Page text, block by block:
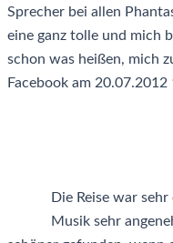
Sprecher bei allen
eine ganz tolle und mich
schon was heißen, mich
Facebook am 20.07.2012
Die Reise war
Musik sehr